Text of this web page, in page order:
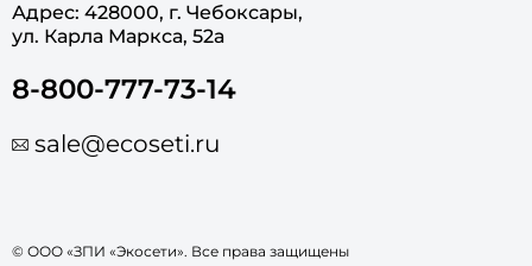
Адрес: 428000, г. Чебоксары,
ул. Карла Маркса, 52а
8-800-777-73-14
sale@ecoseti.ru
© ООО «ЗПИ «Экосети». Все права защищены